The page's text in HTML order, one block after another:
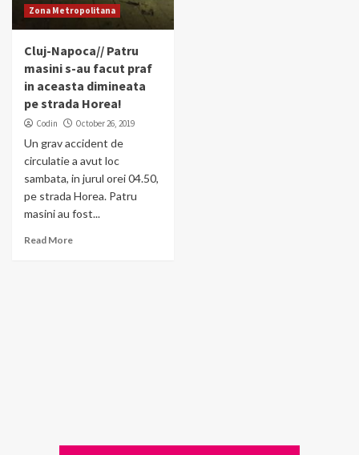
Zona Metropolitana
Cluj-Napoca// Patru
masini s-au facut praf
in aceasta dimineata
pe strada Horea!
Codin October 26, 2019
Un grav accident de
circulatie a avut loc
sambata, in jurul orei 04.50,
pe strada Horea. Patru
masini au fost...
Read More